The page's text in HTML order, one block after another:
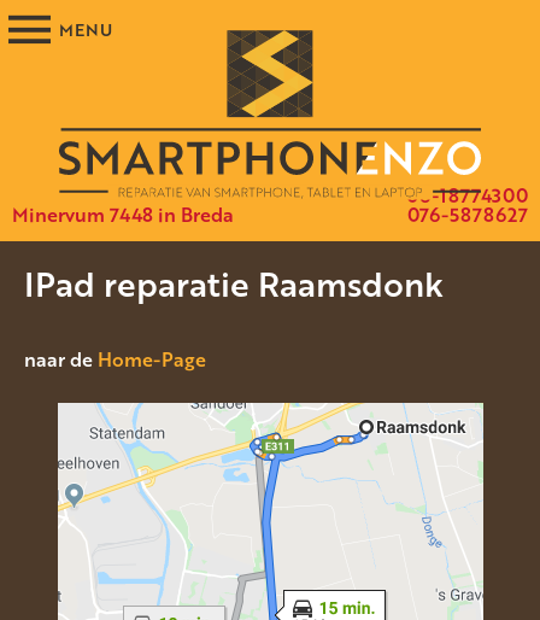
Minervum 7448 in Breda 076-5878627
06-18774300
IPad reparatie Raamsdonk
naar de Home-Page